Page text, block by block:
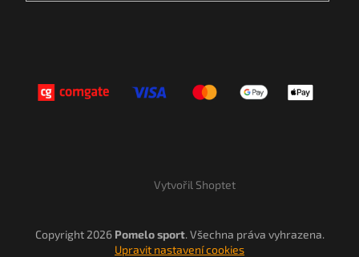
Vytvořil Shoptet
Copyright 2026 Pomelo sport. Všechna práva vyhrazena.
Upravit nastavení cookies